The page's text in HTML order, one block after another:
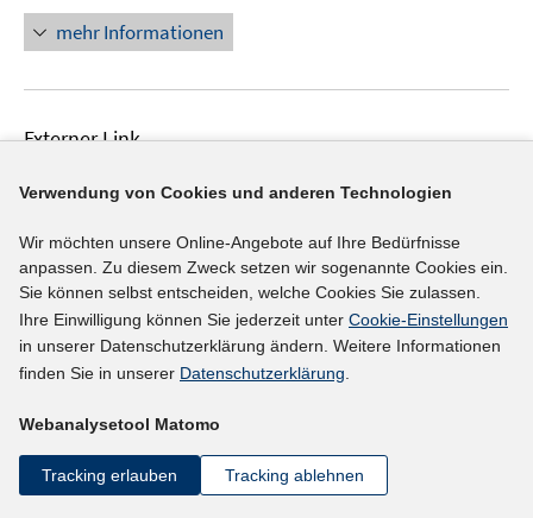
mehr Informationen
Externer Link
Berufsförderungswerken
In
neuem
Fenster
öffnen
(26.01.2010)
Arbeitsgemeinschaft Deutscher
Berufsförderungswerke
mehr Informationen
Verwendung von Cookies und anderen Technologien
Wir möchten unsere Online-Angebote auf Ihre Bedürfnisse
anpassen. Zu diesem Zweck setzen wir sogenannte Cookies ein.
Sie können selbst entscheiden, welche Cookies Sie zulassen.
Ihre Einwilligung können Sie jederzeit unter Cookie-Einstellungen
in unserer Datenschutzerklärung ändern. Weitere Informationen
finden Sie in unserer Datenschutzerklärung.
Webanalysetool Matomo
Tracking erlauben Tracking ablehnen